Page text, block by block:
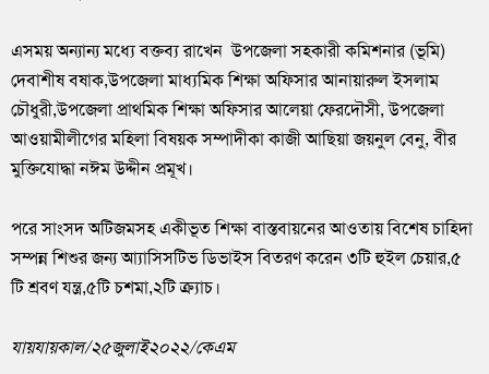
এসময় অন্যান্য মধ্যে বক্তব্য রাখেন উপজেলা সহকারী কমিশনার (ভূমি)
দেবাশীষ বষাক,উপজেলা মাধ্যমিক শিক্ষা অফিসার আনায়ারুল ইসলাম
চৌধুরী,উপজেলা প্রাথমিক শিক্ষা অফিসার আলেয়া ফেরদৌসী, উপজেলা
আওয়ামীলীগের মহিলা বিষয়ক সম্পাদীকা কাজী আছিয়া জয়নুল বেনু, বীর
মুক্তিযোদ্ধা নঈম উদ্দীন প্রমূখ।
পরে সাংসদ অটিজমসহ একীভূত শিক্ষা বাস্তবায়নের আওতায় বিশেষ চাহিদা
সম্পন্ন শিশুর জন্য আ্যাসিসটিভ ডিভাইস বিতরণ করেন ৩টি হুইল চেয়ার,৫
টি শ্রবণ যন্ত্র,৫টি চশমা,২টি ক্র্যাচ।
যায়যায়কাল/২৫জুলাই২০২২/কেএম